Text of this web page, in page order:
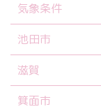
気象条件
池田市
滋賀
箕面市